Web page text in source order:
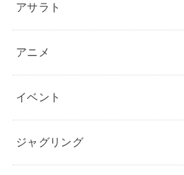
アサラト
アニメ
イベント
ジャグリング